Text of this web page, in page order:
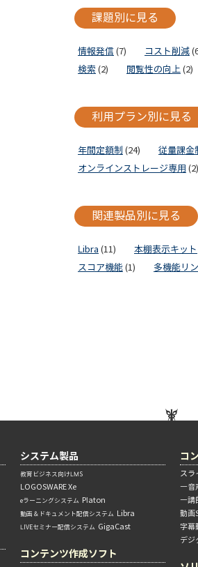
課題別に見る
情報発信 (7) コスト削減
検索 (2) 閲覧性の向上 (2)
利用プラン別に見る
年間定額制 (24)
従量課金
オンラインストレージ専用 (2)
関連製品別に見る
Libra (11) 本棚表示キット
スコア機能 (1) 多機能リ
システム製品
教育ビジネス向けLMS
LOGOSWARE Xe
eラーニングシステム Platon
動画＆ドキュメント配信システム Libra
LIVEセミナー配信システム GigaCast
コンテンツ作成ソフト
コ
ス
―音
―講
動画
字幕
デジ